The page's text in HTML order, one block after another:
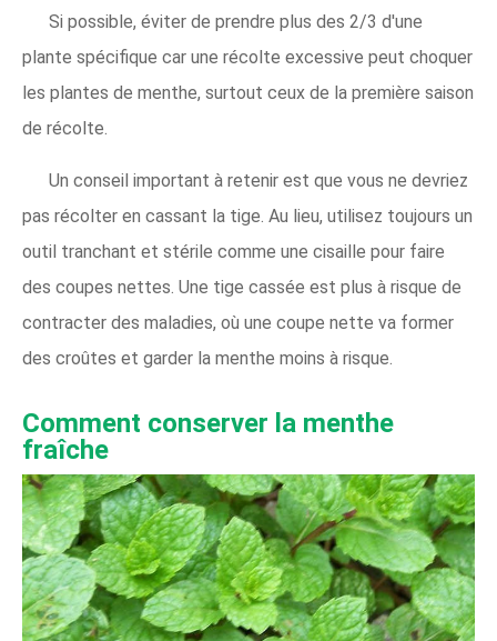
Si possible, éviter de prendre plus des 2/3 d'une
plante spécifique car une récolte excessive peut choquer
les plantes de menthe, surtout ceux de la première saison
de récolte.
Un conseil important à retenir est que vous ne devriez
pas récolter en cassant la tige. Au lieu, utilisez toujours un
outil tranchant et stérile comme une cisaille pour faire
des coupes nettes. Une tige cassée est plus à risque de
contracter des maladies, où une coupe nette va former
des croûtes et garder la menthe moins à risque.
Comment conserver la menthe
fraîche